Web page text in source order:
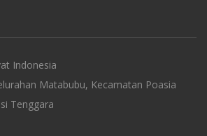
Indonesia
Matabubu, Kecamatan Poasia
Tenggara